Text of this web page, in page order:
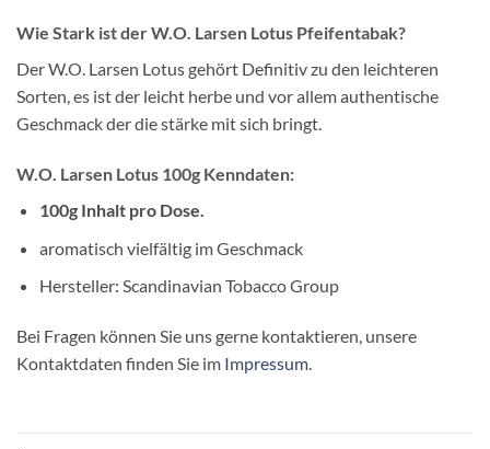
Wie Stark ist der W.O. Larsen Lotus Pfeifentabak?
Der W.O. Larsen Lotus gehört Definitiv zu den leichteren
Sorten, es ist der leicht herbe und vor allem authentische
Geschmack der die stärke mit sich bringt.
W.O. Larsen Lotus 100g Kenndaten:
100g Inhalt pro Dose.
aromatisch vielfältig im Geschmack
Hersteller: Scandinavian Tobacco Group
Bei Fragen können Sie uns gerne kontaktieren, unsere
Kontaktdaten finden Sie im Impressum.